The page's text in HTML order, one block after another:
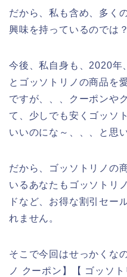
だから、私も含め、多く
興味を持っているのでは
今後、私自身も、2020
とゴッソトリノの商品を
ですが、、、クーポンや
て、少しでも安くゴッソ
いいのにな～、、、と思
だから、ゴッソトリノの
いるあなたもゴッソトリ
ドなど、お得な割引セー
れません。
そこで今回はせっかくな
ノ クーポン】【 ゴッソ